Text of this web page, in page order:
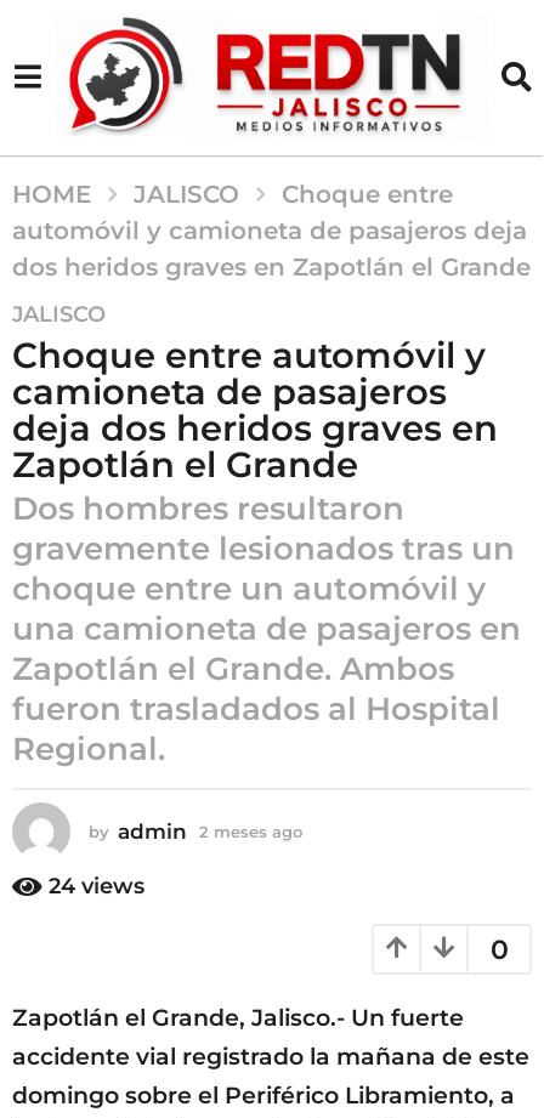
HOME JALISCO
Choque entre
automóvil y camioneta de pasajeros deja
dos heridos graves en Zapotlán el Grande
2
m
e
s
e
s
a
g
o
2
m
e
s
e
s
a
o
JALISCO
Choque entre automóvil y
camioneta de pasajeros
deja dos heridos graves en
Zapotlán el Grande
Dos hombres resultaron
gravemente lesionados tras un
choque entre un automóvil y
una camioneta de pasajeros en
Zapotlán el Grande. Ambos
fueron trasladados al Hospital
Regional.
by admin 2 meses ago
o
24 views
0
Zapotlán el Grande, Jalisco.- Un fuerte
accidente vial registrado la mañana de este
domingo sobre el Periférico Libramiento, a